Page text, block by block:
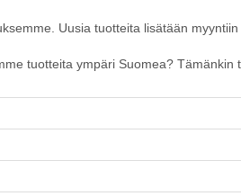
Uusia tuotteita lisätään
tuotteita ympäri Suomea?